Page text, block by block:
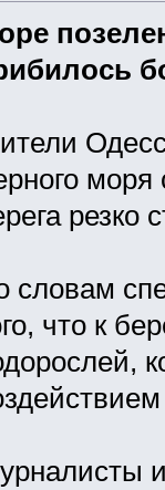
резко
словам
что к